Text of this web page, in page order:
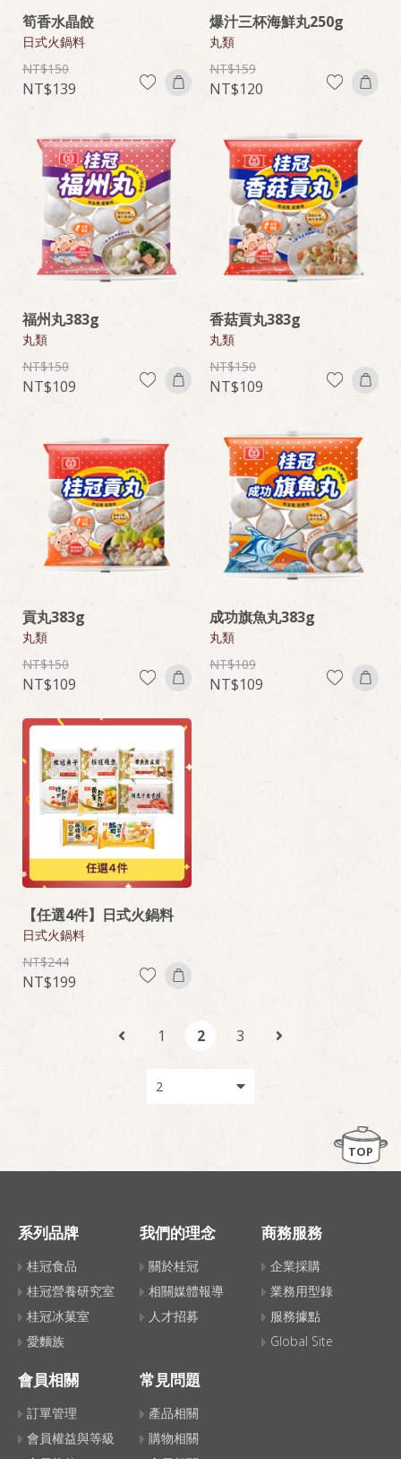
筍香水晶餃
日式火鍋料
150
139
爆汁三杯海鮮丸250g
丸類
159
120
福州丸383g
丸類
150
109
香菇貢丸383g
丸類
150
109
貢丸383g
丸類
150
109
成功旗魚丸383g
丸類
109
109
【任選4件】日式火鍋料
日式火鍋料
244
199
1 2 3
TOP
系列品牌
桂冠食品
桂冠營養研究室
桂冠冰菓室
愛麵族
我們的理念
關於桂冠
相關媒體報導
人才招募
商務服務
企業採購
業務用型錄
服務據點
Global Site
會員相關
訂單管理
會員權益與等級
常見問題
產品相關
購物相關